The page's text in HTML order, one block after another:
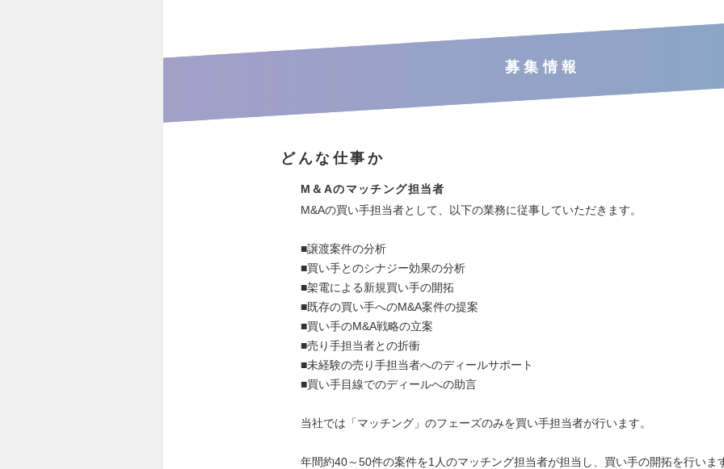
募集情報
どんな仕事か
M＆Aのマッチング担当者
M&Aの買い手担当者として、以下の業務に従事していただきます。
■譲渡案件の分析
■買い手とのシナジー効果の分析
■架電による新規買い手の開拓
■既存の買い手へのM&A案件の提案
■買い手のM&A戦略の立案
■売り手担当者との折衝
■未経験の売り手担当者へのディールサポート
■買い手目線でのディールへの助言
当社では「マッチング」のフェーズのみを買い手担当者が行います。
年間約40～50件の案件を1人のマッチング担当者が担当し、買い手の開拓を行いま